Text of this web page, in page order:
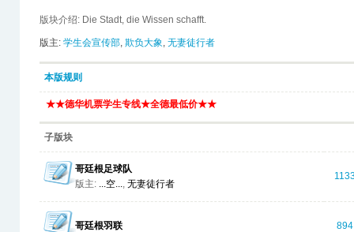
版块介绍: Die Stadt, die Wissen schafft.
版主: 学生会宣传部, 欺负大象, 无妻徒行者
本版规则
★★德华机票学生专线★全德最低价★★
子版块
哥廷根足球队
版主: ...空..., 无妻徒行者
哥廷根羽联 894